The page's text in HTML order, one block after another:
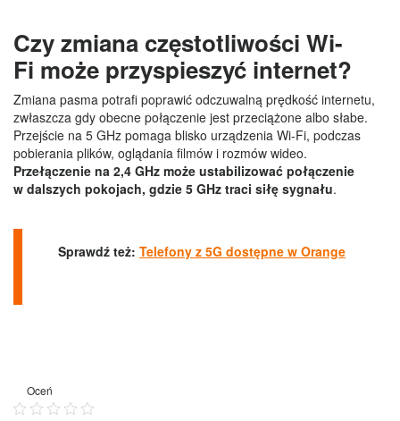
Czy zmiana częstotliwości Wi-
Fi może przyspieszyć internet?
Zmiana pasma potrafi poprawić odczuwalną prędkość internetu,
zwłaszcza gdy obecne połączenie jest przeciążone albo słabe.
Przejście na 5 GHz pomaga blisko urządzenia Wi-Fi, podczas
pobierania plików, oglądania filmów i rozmów wideo.
Przełączenie na 2,4 GHz może ustabilizować połączenie
w dalszych pokojach, gdzie 5 GHz traci siłę sygnału.
Sprawdź też: Telefony z 5G dostępne w Orange
Oceń